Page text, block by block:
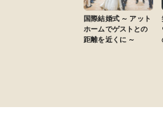
新郎1着 55,000円〜
国際結婚式 ～ アット
ホームでゲストとの
距離を近くに ～